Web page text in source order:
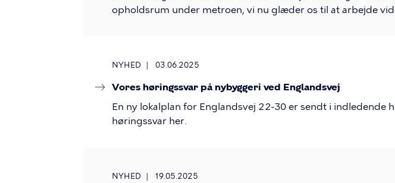
opholdsrum under metroen, vi nu glæder os til at arbejde
NYHED 03.06.2025
Vores høringssvar på nybyggeri ved Englandsvej
En ny lokalplan for Englandsvej 22-30 er sendt i
høringssvar her.
NYHED 19.05.2025